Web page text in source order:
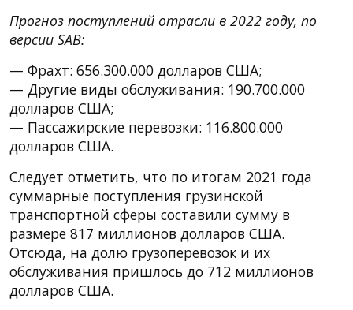
Прогноз поступлений отрасли в 2022 году, по
версии SAB:
— Фрахт: 656.300.000 долларов США;
— Другие виды обслуживания: 190.700.000
долларов США;
— Пассажирские перевозки: 116.800.000
долларов США.
Следует отметить, что по итогам 2021 года
суммарные поступления грузинской
транспортной сферы составили сумму в
размере 817 миллионов долларов США.
Отсюда, на долю грузоперевозок и их
обслуживания пришлось до 712 миллионов
долларов США.